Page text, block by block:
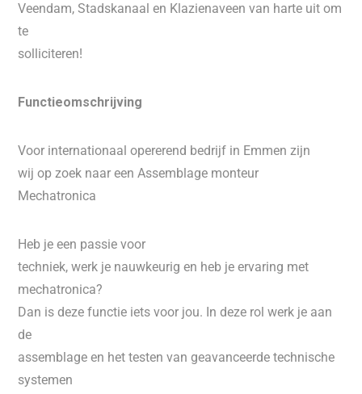
Veendam, Stadskanaal en Klazienaveen van harte uit om
te
solliciteren!
Functieomschrijving
Voor internationaal opererend bedrijf in Emmen zijn
wij op zoek naar een Assemblage monteur
Mechatronica
Heb je een passie voor
techniek, werk je nauwkeurig en heb je ervaring met
mechatronica?
Dan is deze functie iets voor jou. In deze rol werk je aan
de
assemblage en het testen van geavanceerde technische
systemen